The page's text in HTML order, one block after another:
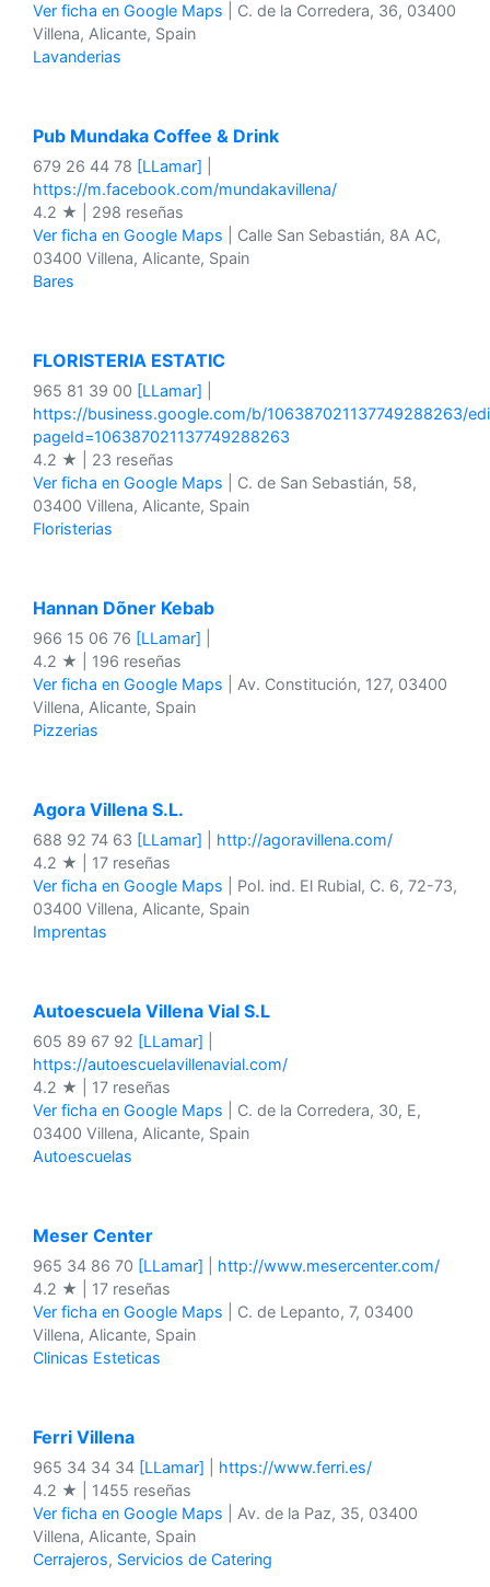
Ver ficha en Google Maps | C. de la Corredera, 36, 03400
Villena, Alicante, Spain
Lavanderias
Pub Mundaka Coffee & Drink
679 26 44 78 [LLamar]
https://m.facebook.com/mundakavillena/
4.2 ★ | 298 reseñas
Ver ficha en Google Maps | Calle San Sebastián, 8A AC,
03400 Villena, Alicante, Spain
Bares
FLORISTERIA ESTATIC
965 81 39 00 [LLamar]
https://business.google.com/b/106387021137749288263/
pageId=106387021137749288263
4.2 ★ | 23 reseñas
Ver ficha en Google Maps | C. de San Sebastián, 58,
03400 Villena, Alicante, Spain
Floristerias
Hannan Dõner Kebab
966 15 06 76 [LLamar]
4.2 ★ | 196 reseñas
Ver ficha en Google Maps | Av. Constitución, 127, 03400
Villena, Alicante, Spain
Pizzerias
Agora Villena S.L.
688 92 74 63 [LLamar]
http://agoravillena.com/
4.2 ★ | 17 reseñas
Ver ficha en Google Maps | Pol. ind. El Rubial, C. 6, 72-73,
03400 Villena, Alicante, Spain
Imprentas
Autoescuela Villena Vial S.L
605 89 67 92 [LLamar]
https://autoescuelavillenavial.com/
4.2 ★ | 17 reseñas
Ver ficha en Google Maps | C. de la Corredera, 30, E,
03400 Villena, Alicante, Spain
Autoescuelas
Meser Center
965 34 86 70 [LLamar]
http://www.mesercenter.com/
4.2 ★ | 17 reseñas
Ver ficha en Google Maps | C. de Lepanto, 7, 03400
Villena, Alicante, Spain
Clinicas Esteticas
Ferri Villena
965 34 34 34 [LLamar]
https://www.ferri.es/
4.2 ★ | 1455 reseñas
Ver ficha en Google Maps | Av. de la Paz, 35, 03400
Villena, Alicante, Spain
Cerrajeros, Servicios de Catering